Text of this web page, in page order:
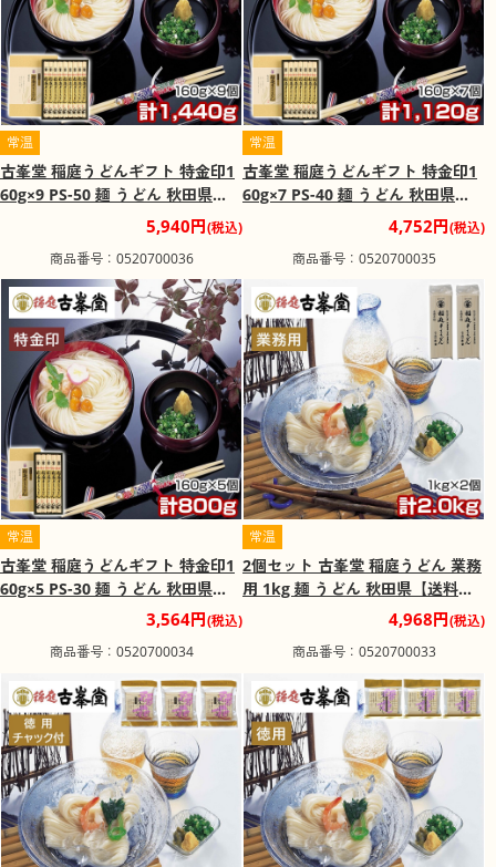
常温
古峯堂 稲庭うどんギフト 特金印1
60g×9 PS-50 麺 うどん 秋田県
【送料込み】【二重包装不可】
【お届け不可地域：沖縄・離島】
【お届け日時指定不可】
5,940円(税込)
商品番号：0520700036
常温
古峯堂 稲庭うどんギフト 特金印1
60g×7 PS-40 麺 うどん 秋田県
【送料込み】【二重包装不可】
【お届け不可地域：沖縄・離島】
【お届け日時指定不可】
4,752円(税込)
商品番号：0520700035
常温
古峯堂 稲庭うどんギフト 特金印1
60g×5 PS-30 麺 うどん 秋田県
【送料込み】【二重包装不可】
【お届け不可地域：沖縄・離島】
【お届け日時指定不可】
3,564円(税込)
商品番号：0520700034
常温
2個セット 古峯堂 稲庭うどん 業務
用 1kg 麺 うどん 秋田県【送料込
み】【二重包装不可】【お届け不
可地域：沖縄・離島】【お届け日
時指定不可】
4,968円(税込)
商品番号：0520700033